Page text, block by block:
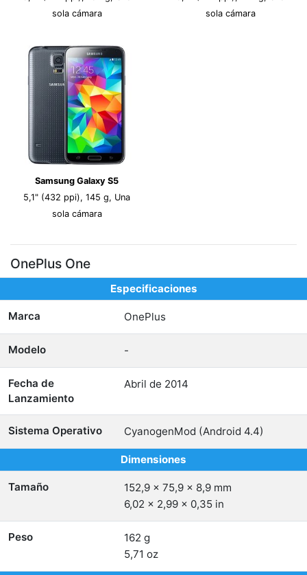
sola cámara
sola cámara
Samsung Galaxy S5
5,1" (432 ppi), 145 g, Una
sola cámara
OnePlus One
Especificaciones
Marca OnePlus
Modelo -
Fecha de
Lanzamiento
Abril de 2014
Sistema Operativo CyanogenMod (Android 4.4)
Dimensiones
Tamaño
152,9 x 75,9 x 8,9 mm
6,02 x 2,99 x 0,35 in
Peso
162 g
5,71 oz